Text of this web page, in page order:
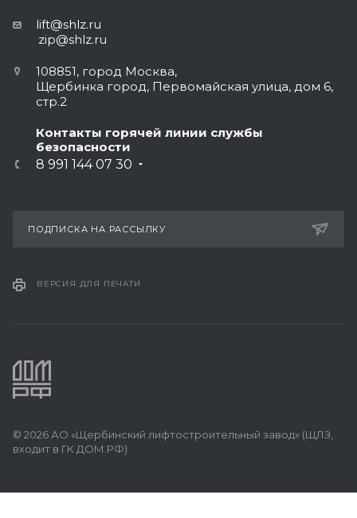
lift@shlz.ru
zip@shlz.ru
108851, город Москва,
Щербинка город, Первомайская улица, дом 6,
стр.2
Контакты горячей линии службы
безопасности
8 991 144 07 30
ПОДПИСКА НА РАССЫЛКУ
ВЕРСИЯ ДЛЯ ПЕЧАТИ
© 2026 АО «Щербинский лифтостроительный завод» (ЩЛЗ,
входит в ГК ДОМ.РФ)